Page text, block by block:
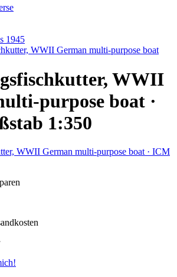
1945
WWII German multi-purpose boat
WWII
purpose boat ·
1:350